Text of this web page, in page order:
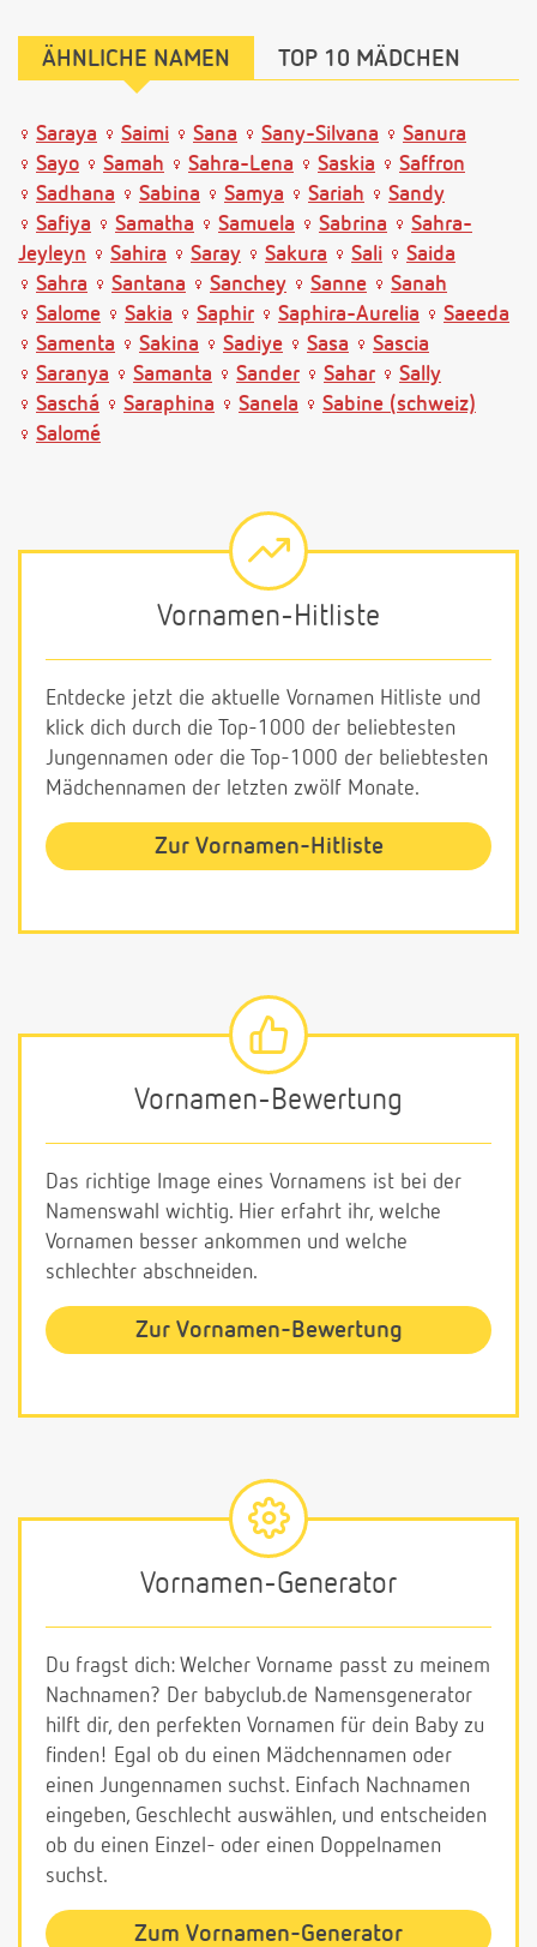
ÄHNLICHE NAMEN TOP 10 MÄDCHEN
Saraya Saimi Sana Sany-Silvana
Sanura
Sayo
Samah Sahra-Lena Saskia
Saffron
Sadhana
Sabina Samya Sariah
Sandy
Safiya
Samatha Samuela Sabrina
Sahra-
Jeyleyn
Sahira Saray Sakura Sali
Saida
Sahra
Santana Sanchey Sanne
Sanah
Salome
Sakia Saphir Saphira-Aurelia
Saeeda
Samenta
Sakina Sadiye Sasa
Sascia
Saranya
Samanta Sander Sahar
Sally
Saschá
Saraphina Sanela
Sabine (schweiz)
Salomé
Vornamen-Hitliste
Entdecke jetzt die aktuelle Vornamen Hitliste und
klick dich durch die Top-1000 der beliebtesten
Jungennamen oder die Top-1000 der beliebtesten
Mädchennamen der letzten zwölf Monate.
Zur Vornamen-Hitliste
Vornamen-Bewertung
Das richtige Image eines Vornamens ist bei der
Namenswahl wichtig. Hier erfahrt ihr, welche
Vornamen besser ankommen und welche
schlechter abschneiden.
Zur Vornamen-Bewertung
Vornamen-Generator
Du fragst dich: Welcher Vorname passt zu meinem
Nachnamen? Der babyclub.de Namensgenerator
hilft dir, den perfekten Vornamen für dein Baby zu
finden! Egal ob du einen Mädchennamen oder
einen Jungennamen suchst. Einfach Nachnamen
eingeben, Geschlecht auswählen, und entscheiden
ob du einen Einzel- oder einen Doppelnamen
suchst.
Zum Vornamen-Generator